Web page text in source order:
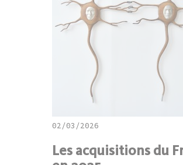
02/03/2026
Les acquisitions du